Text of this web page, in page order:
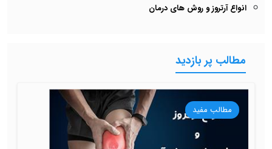
انواع آرتروز و روش های درمان
مطالب پر بازدید
مطالب مفید